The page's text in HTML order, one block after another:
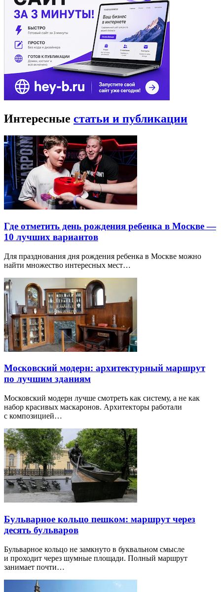
Интересные статьи и публикации
Где отметить день рождения ребенка в Москве —
10 лучших вариантов
Для празднования дня рождения ребенка в Москве можно
найти множество интересных мест…
Московский модерн: архитектурный маршрут
по лучшим зданиям
Московский модерн лучше смотреть как систему, а не как
набор красивых маскаронов. Архитекторы работали
с композицией…
Бульварное кольцо пешком: маршрут через
десять бульваров
Бульварное кольцо не замкнуто в буквальном смысле
и проходит через шумные площади. Полный маршрут
занимает почти…